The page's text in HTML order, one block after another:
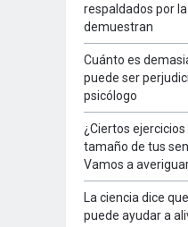
respaldados por
demuestran
Cuánto es
puede ser
psicólogo
¿Ciertos
tamaño de tus
Vamos a
La ciencia dice
puede ayudar a